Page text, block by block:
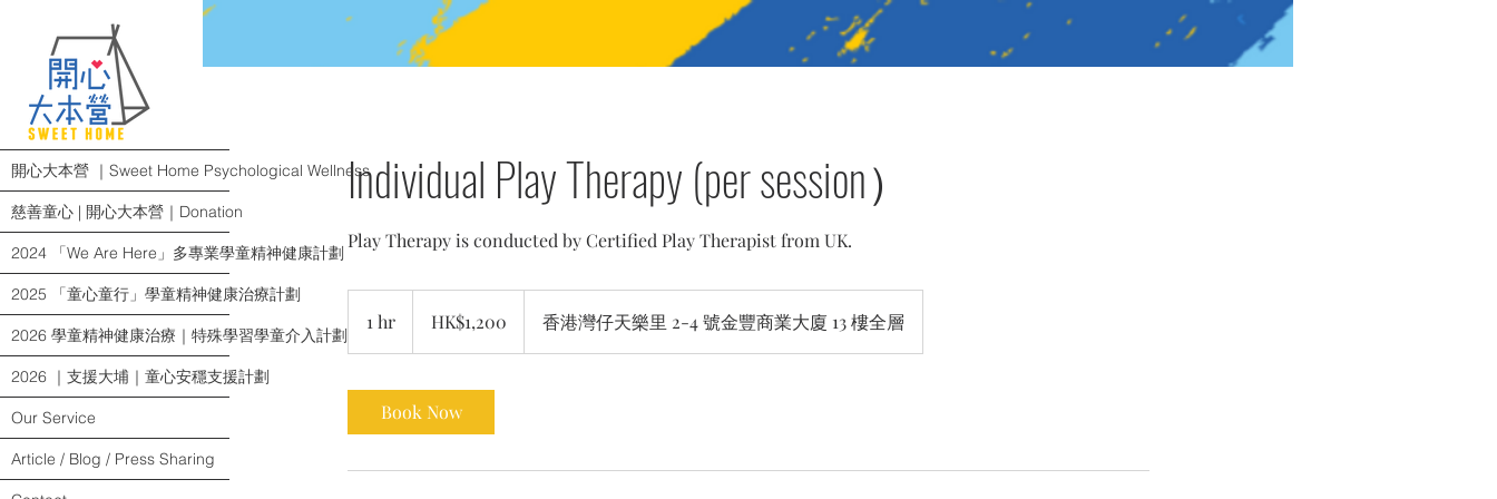
開心大本營 ｜Sweet Home Psychological Wellness
慈善童心 | 開心大本營｜Donation
2024 「We Are Here」多專業學童精神健康計劃
2025 「童心童行」學童精神健康治療計劃
2026 學童精神健康治療｜特殊學習學童介入計劃
2026 ｜支援大埔｜童心安穩支援計劃
Our Service
Article / Blog / Press Sharing
Individual Play Therapy (per session）
Play Therapy is conducted by Certified Play Therapist from UK.
1 hr
h
KongHK$1,200 香港灣仔天樂里 2-4 號金豐商業大廈 13 樓全層
Book Now